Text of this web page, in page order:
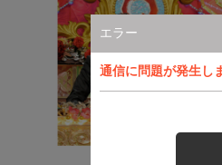
エラー
通信に問題が発生し